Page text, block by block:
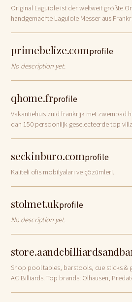
Original Laguiole ist der weltweit größte
handgemachte Laguiole Messer aus
primebelize.comprofile
No description yet.
qhome.frprofile
Vakantiehuis zuid frankrijk met zwembad
dan 150 persoonlijk geselecteerde top
seckinburo.comprofile
Kaliteli ofis mobilyaları ve çözümleri.
stolmet.ukprofile
No description yet.
Shop pool tables, barstools, cue sticks &
AC Billiards. Top brands: Olhausen,